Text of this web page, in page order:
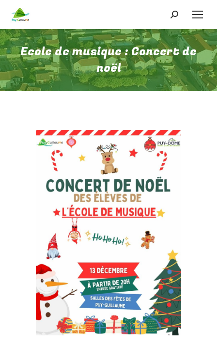
Recherche
:
Ecole de musique : Concert de
noël